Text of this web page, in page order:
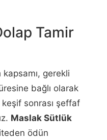
Tamir
kapsamı, gerekli
bağlı olarak
sonrası şeffaf
Maslak Sütlük
ödün